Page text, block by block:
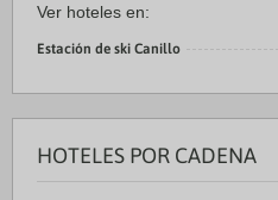
Ver hoteles en:
Estación de ski Canillo
HOTELES POR CADENA